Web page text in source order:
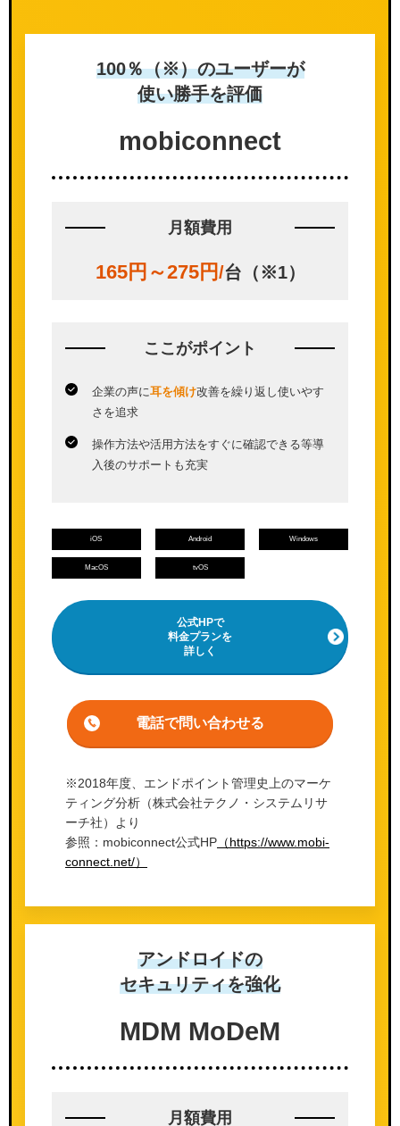
100％（※）のユーザーが
使い勝手を評価
mobiconnect
月額費用
165円～275円/台（※1）
ここがポイント
企業の声に耳を傾け改善を繰り返し使いやす
さを追求
操作方法や活用方法をすぐに確認できる等導
入後のサポートも充実
iOS Android Windows
MacOS tvOS
公式HPで
料金プランを
詳しく
電話で問い合わせる
※2018年度、エンドポイント管理史上のマーケ
ティング分析（株式会社テクノ・システムリサ
ーチ社）より
参照：mobiconnect公式HP （https://www.mobi-
connect.net/）
アンドロイドの
セキュリティを強化
MDM MoDeM
月額費用